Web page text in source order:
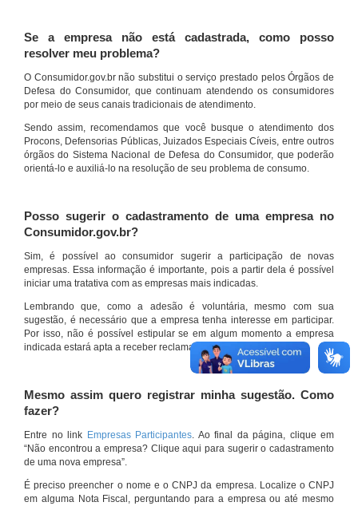
Se a empresa não está cadastrada, como posso
resolver meu problema?
O Consumidor.gov.br não substitui o serviço prestado pelos Órgãos de
Defesa do Consumidor, que continuam atendendo os consumidores
por meio de seus canais tradicionais de atendimento.
Sendo assim, recomendamos que você busque o atendimento dos
Procons, Defensorias Públicas, Juizados Especiais Cíveis, entre outros
órgãos do Sistema Nacional de Defesa do Consumidor, que poderão
orientá-lo e auxiliá-lo na resolução de seu problema de consumo.
Posso sugerir o cadastramento de uma empresa no
Consumidor.gov.br?
Sim, é possível ao consumidor sugerir a participação de novas
empresas. Essa informação é importante, pois a partir dela é possível
iniciar uma tratativa com as empresas mais indicadas.
Lembrando que, como a adesão é voluntária, mesmo com sua
sugestão, é necessário que a empresa tenha interesse em participar.
Por isso, não é possível estipular se em algum momento a empresa
indicada estará apta a receber reclamações por meio do site.
Mesmo assim quero registrar minha sugestão. Como
fazer?
Entre no link Empresas Participantes. Ao final da página, clique em
“Não encontrou a empresa? Clique aqui para sugerir o cadastramento
de uma nova empresa”.
É preciso preencher o nome e o CNPJ da empresa. Localize o CNPJ
em alguma Nota Fiscal, perguntando para a empresa ou até mesmo